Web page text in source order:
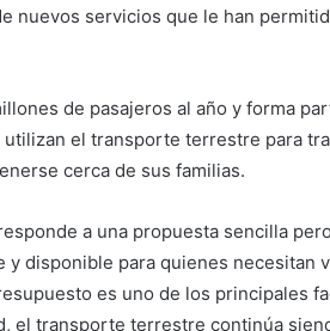
nuevos servicios que le han
de pasajeros al año y forma
el transporte terrestre para
cerca de sus familias.
a una propuesta sencilla
disponible para quienes necesitan
es uno de los principales
el transporte terrestre continúa